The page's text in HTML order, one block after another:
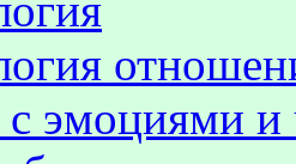
с эмоциями и